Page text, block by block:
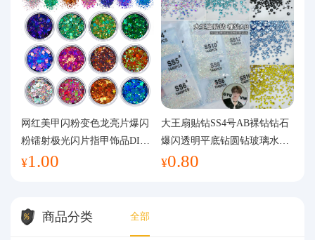
网红美甲闪粉变色龙亮片爆闪
粉镭射极光闪片指甲饰品DIY
手工流麻
¥1.00
大王扇贴钻SS4号AB裸钻钻石
爆闪透明平底钻圆钻玻璃水钻
美甲钻饰
¥0.80
商品分类 全部